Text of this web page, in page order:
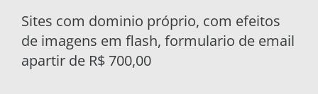
Sites com dominio próprio, com efeitos
de imagens em flash, formulario de email
apartir de R$ 700,00